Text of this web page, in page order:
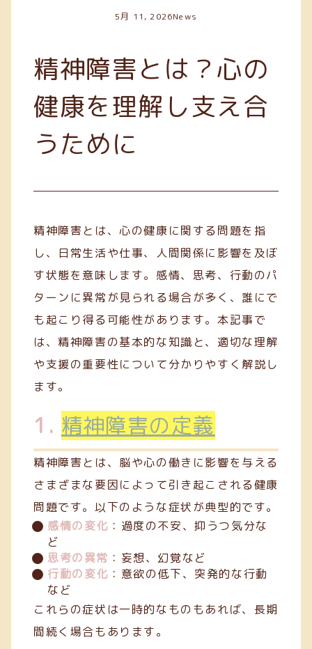
5月 11, 2026News
精神障害とは？心の
健康を理解し支え合
うために
精神障害とは、心の健康に関する問題を指
し、日常生活や仕事、人間関係に影響を及ぼ
す状態を意味します。感情、思考、行動のパ
ターンに異常が見られる場合が多く、誰にで
も起こり得る可能性があります。本記事で
は、精神障害の基本的な知識と、適切な理解
や支援の重要性について分かりやすく解説し
ます。
1. 精神障害の定義
精神障害とは、脳や心の働きに影響を与える
さまざまな要因によって引き起こされる健康
問題です。以下のような症状が典型的です。
感情の変化 ：過度の不安、抑うつ気分な
ど
思考の異常 ：妄想、幻覚など
行動の変化 ：意欲の低下、突発的な行動
など
これらの症状は一時的なものもあれば、長期
間続く場合もあります。